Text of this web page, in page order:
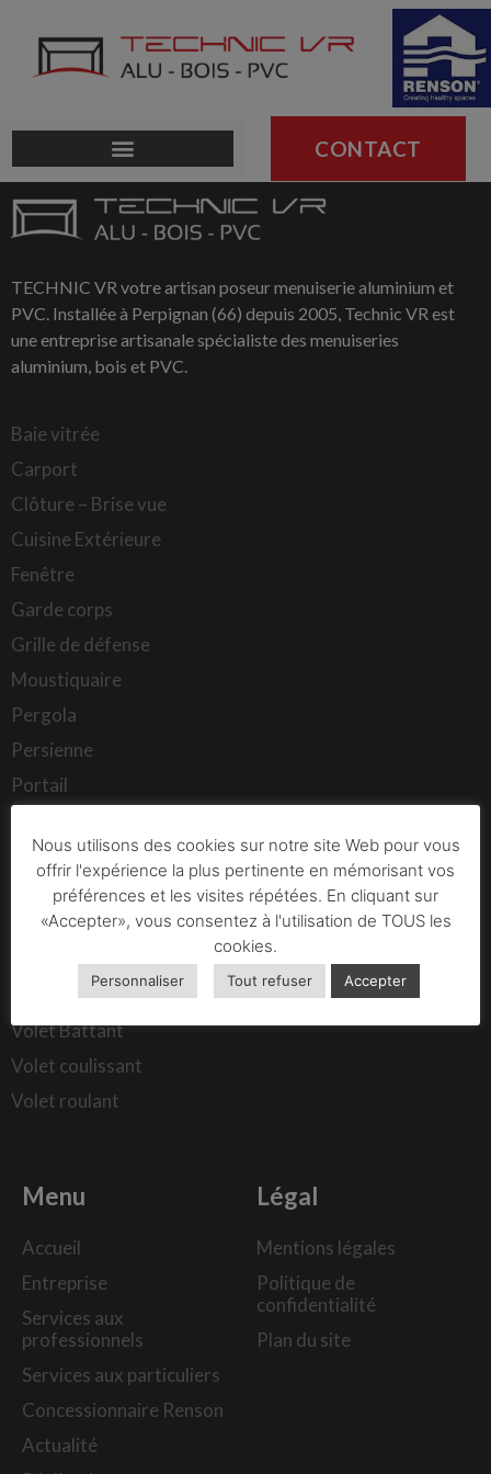
CONTACT
TECHNIC VR votre artisan poseur menuiserie aluminium et
PVC. Installée à Perpignan (66) depuis 2005, Technic VR est
une entreprise artisanale spécialiste des menuiseries
aluminium, bois et PVC.
Baie vitrée
Carport
Clôture – Brise vue
Cuisine Extérieure
Fenêtre
Garde corps
Grille de défense
Moustiquaire
Pergola
Persienne
Portail
Porte de Garage
Store
Véranda
Verrière de toît
Verrière intérieure
Volet Battant
Volet coulissant
Volet roulant
Menu
Accueil
Entreprise
Services aux
professionnels
Services aux particuliers
Concessionnaire Renson
Actualité
Légal
Mentions légales
Politique de
confidentialité
Plan du site
Nous utilisons des cookies sur notre site Web pour vous
offrir l'expérience la plus pertinente en mémorisant vos
préférences et les visites répétées. En cliquant sur
«Accepter», vous consentez à l'utilisation de TOUS les
cookies.
Personnaliser Tout refuser Accepter